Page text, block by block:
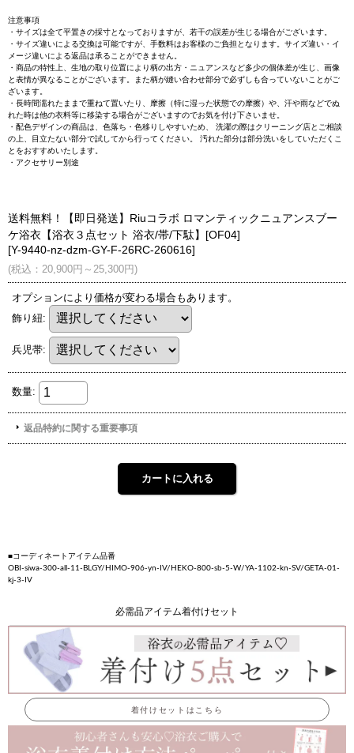
注意事項
・サイズは全て平置きの採寸となっておりますが、若干の誤差が生じる場合がございます。
・サイズ違いによる交換は可能ですが、手数料はお客様のご負担となります。サイズ違い・イ
メージ違いによる返品は承ることができません。
・商品の特性上、生地の取り位置により柄の出方・ニュアンスなど多少の個体差が生じ、画像
と表情が異なることがございます。また柄が縫い合わせ部分で必ずしも合っていないことがご
ざいます。
・長時間濡れたままで重ねて置いたり、摩擦（特に湿った状態での摩擦）や、汗や雨などでぬ
れた時は他の衣料等に移染する場合がございますのでお気を付け下さいませ。
・配色デザインの商品は、色落ち・色移りしやすいため、 洗濯の際はクリーニング店とご相談
の上、目立たない部分で試してから行ってください。 汚れた部分は部分洗いをしていただくこ
とをおすすめいたします。
・アクセサリー別途
■コーディネートアイテム品番
OBI-siwa-300-all-11-BLGY/HIMO-906-yn-IV/HEKO-800-sb-5-W/YA-1102-kn-SV/GETA-01-
kj-3-IV
必需品アイテム着付けセット
着付けセットはこちら